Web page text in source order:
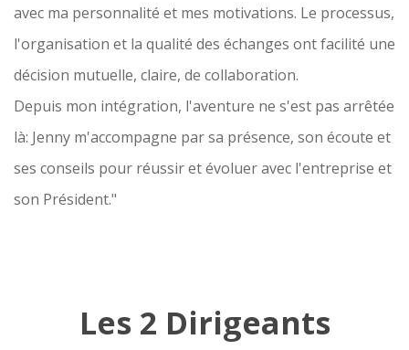
avec ma personnalité et mes motivations. Le processus,
l'organisation et la qualité des échanges ont facilité une
décision mutuelle, claire, de collaboration.
Depuis mon intégration, l'aventure ne s'est pas arrêtée
là: Jenny m'accompagne par sa présence, son écoute et
ses conseils pour réussir et évoluer avec l'entreprise et
son Président."
Les 2 Dirigeants